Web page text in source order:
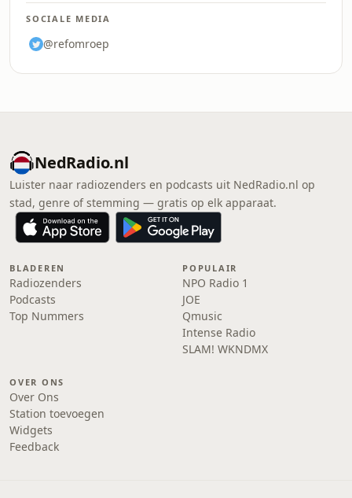
SOCIALE MEDIA
@refomroep
NedRadio.nl
Luister naar radiozenders en podcasts uit NedRadio.nl op
stad, genre of stemming — gratis op elk apparaat.
BLADEREN
Radiozenders
Podcasts
Top Nummers
POPULAIR
NPO Radio 1
JOE
Qmusic
Intense Radio
SLAM! WKNDMX
OVER ONS
Over Ons
Station toevoegen
Widgets
Feedback